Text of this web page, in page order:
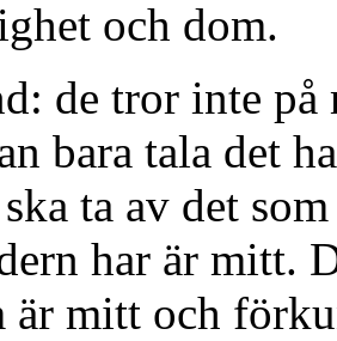
och dom.
de tror inte
bara tala det
ta av det
har är mitt.
är mitt och